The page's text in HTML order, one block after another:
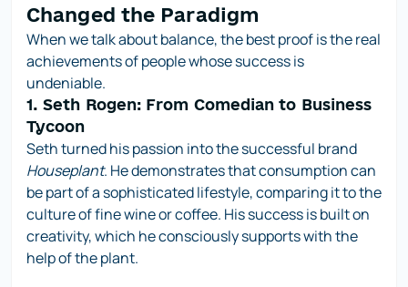
Changed the Paradigm
When we talk about balance, the best proof is the real
achievements of people whose success is
undeniable.
1. Seth Rogen: From Comedian to Business
Tycoon
Seth turned his passion into the successful brand
Houseplant. He demonstrates that consumption can
be part of a sophisticated lifestyle, comparing it to the
culture of fine wine or coffee. His success is built on
creativity, which he consciously supports with the
help of the plant.